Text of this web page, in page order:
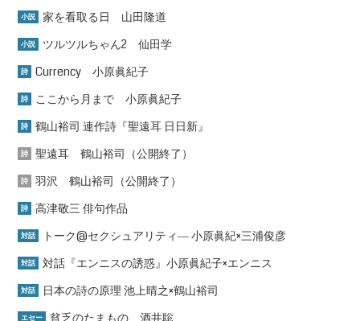
小説 家を看取る日 山田隆道
小説 ツルツルちゃん2 仙田学
詩 Currency 小原眞紀子
詩 ここから月まで 小原眞紀子
詩 鶴山裕司 連作詩『聖遠耳 日日新』
詩 聖遠耳 鶴山裕司（公開終了）
詩 羽沢 鶴山裕司（公開終了）
詩 高津敬三 俳句作品
対話 トーク@セクシュアリティ― 小原眞紀×三浦俊彦
対話 対話『エンニスの誘惑』小原眞紀子×エンニス
対話 日本の詩の原理 池上晴之×鶴山裕司
エセー 貧乏のたまもの 酒井聡